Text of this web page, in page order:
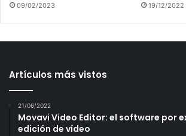
09/02/2023 19/12/2022
Artículos más vistos
21/06/2022
Movavi Video Editor: el software por
edición de vídeo